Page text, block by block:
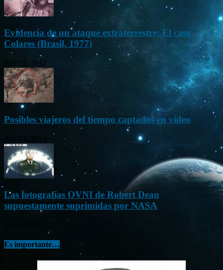
Evidencia de un ataque extraterrestre: El caso
Colares (Brasil, 1977)
Ene 21, 2012
Posibles viajeros del tiempo captados en vídeo
Las fotografías OVNI de Robert Dean
supuestamente suprimidas por NASA
Es importante…